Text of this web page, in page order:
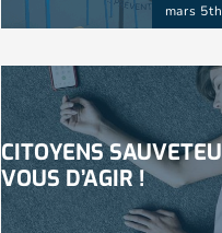
mars
CITOYENS
VOUS D’AGIR !